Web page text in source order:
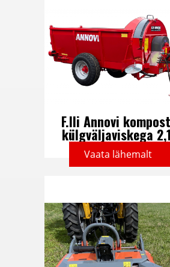
F.lli Annovi
külgväljaviskega
Vaata lähemalt